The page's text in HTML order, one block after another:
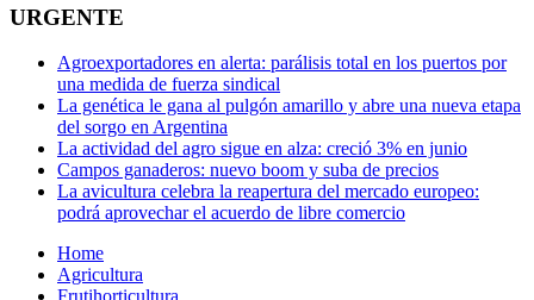
URGENTE
Agroexportadores en alerta: parálisis total en los puertos por
una medida de fuerza sindical
La genética le gana al pulgón amarillo y abre una nueva etapa
del sorgo en Argentina
La actividad del agro sigue en alza: creció 3% en junio
Campos ganaderos: nuevo boom y suba de precios
La avicultura celebra la reapertura del mercado europeo:
podrá aprovechar el acuerdo de libre comercio
Home
Agricultura